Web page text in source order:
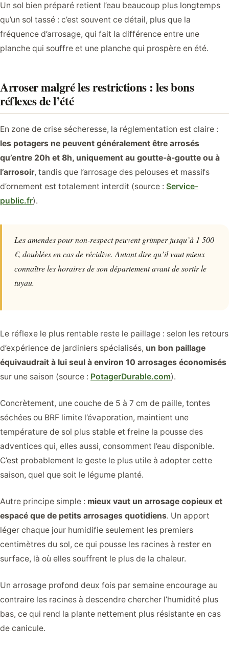
Un sol bien préparé retient l’eau beaucoup plus longtemps
qu’un sol tassé : c’est souvent ce détail, plus que la
fréquence d’arrosage, qui fait la différence entre une
planche qui souffre et une planche qui prospère en été.
Arroser malgré les restrictions : les bons
réflexes de l’été
En zone de crise sécheresse, la réglementation est claire :
les potagers ne peuvent généralement être arrosés
qu’entre 20h et 8h, uniquement au goutte-à-goutte ou à
l’arrosoir, tandis que l’arrosage des pelouses et massifs
d’ornement est totalement interdit (source : Service-
public.fr).
Les amendes pour non-respect peuvent grimper jusqu’à 1 500
€, doublées en cas de récidive. Autant dire qu’il vaut mieux
connaître les horaires de son département avant de sortir le
tuyau.
Le réflexe le plus rentable reste le paillage : selon les retours
d’expérience de jardiniers spécialisés, un bon paillage
équivaudrait à lui seul à environ 10 arrosages économisés
sur une saison (source : PotagerDurable.com).
Concrètement, une couche de 5 à 7 cm de paille, tontes
séchées ou BRF limite l’évaporation, maintient une
température de sol plus stable et freine la pousse des
adventices qui, elles aussi, consomment l’eau disponible.
C’est probablement le geste le plus utile à adopter cette
saison, quel que soit le légume planté.
Autre principe simple : mieux vaut un arrosage copieux et
espacé que de petits arrosages quotidiens. Un apport
léger chaque jour humidifie seulement les premiers
centimètres du sol, ce qui pousse les racines à rester en
surface, là où elles souffrent le plus de la chaleur.
Un arrosage profond deux fois par semaine encourage au
contraire les racines à descendre chercher l’humidité plus
bas, ce qui rend la plante nettement plus résistante en cas
de canicule.